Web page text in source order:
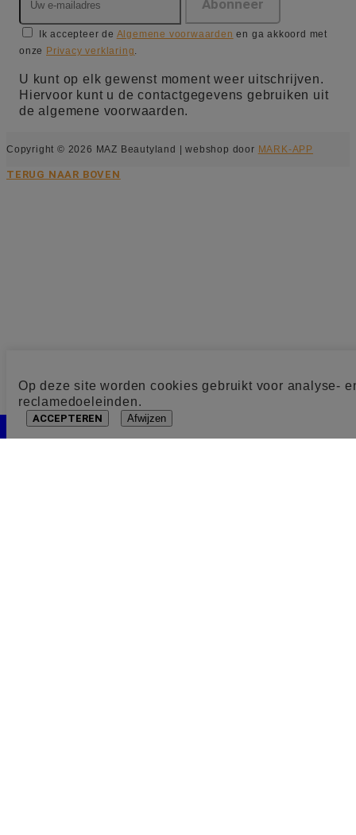
Op deze site worden cookies gebruikt voor analyse-
reclamedoeleinden.
ACCEPTEREN Afwijzen
Ik accepteer de Algemene voorwaarden en ga akkoord met
onze Privacy verklaring.
U kunt op elk gewenst moment weer uitschrijven.
Hiervoor kunt u de contactgegevens gebruiken uit
de algemene voorwaarden.
Copyright © 2026 MAZ Beautyland | webshop door MARK-APP
TERUG NAAR BOVEN
Cookie toestemming